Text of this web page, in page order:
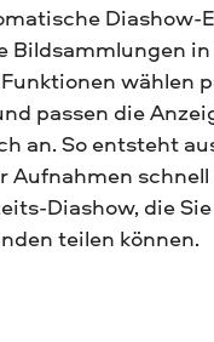
Diashow-
Bildsammlungen
wählen
passen die
an. So entsteht
Aufnahmen
Diashow, die
teilen können.